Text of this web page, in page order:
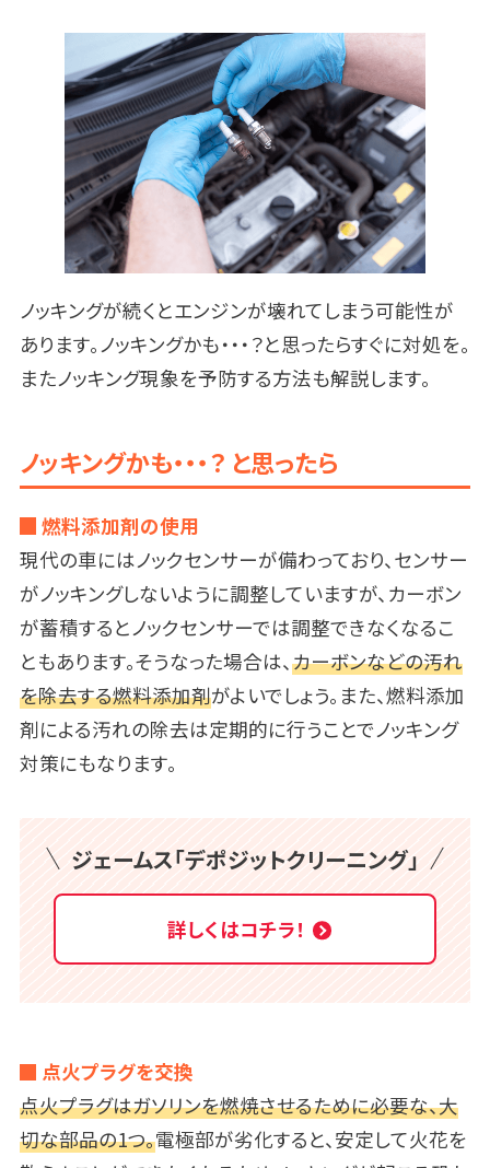
ノッキングが続くとエンジンが壊れてしまう可能性が
あります。ノッキングかも・・・？と思ったらすぐに対処を。
またノッキング現象を予防する方法も解説します。
ノッキングかも・・・？ と思ったら
燃料添加剤の使用
現代の車にはノックセンサーが備わっており、センサー
がノッキングしないように調整していますが、カーボン
が蓄積するとノックセンサーでは調整できなくなるこ
ともあります。そうなった場合は、カーボンなどの汚れ
を除去する燃料添加剤がよいでしょう。また、燃料添加
剤による汚れの除去は定期的に行うことでノッキング
対策にもなります。
ジェームス「デポジットクリーニング」
詳しくはコチラ！
点火プラグを交換
点火プラグはガソリンを燃焼させるために必要な、大
切な部品の1つ。電極部が劣化すると、安定して火花を